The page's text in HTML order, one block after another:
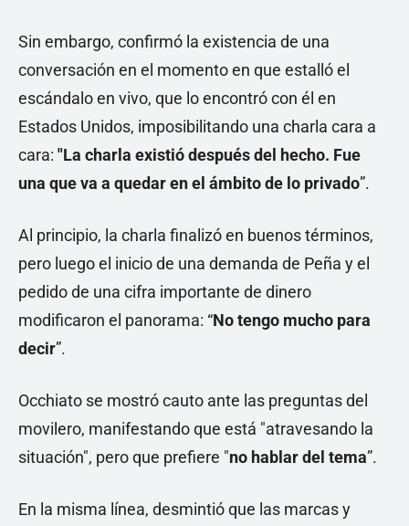
Sin embargo, confirmó la existencia de una
conversación en el momento en que estalló el
escándalo en vivo, que lo encontró con él en
Estados Unidos, imposibilitando una charla cara a
cara: "La charla existió después del hecho. Fue
una que va a quedar en el ámbito de lo privado”.
Al principio, la charla finalizó en buenos términos,
pero luego el inicio de una demanda de Peña y el
pedido de una cifra importante de dinero
modificaron el panorama: “No tengo mucho para
decir”.
Occhiato se mostró cauto ante las preguntas del
movilero, manifestando que está "atravesando la
situación", pero que prefiere "no hablar del tema”.
En la misma línea, desmintió que las marcas y